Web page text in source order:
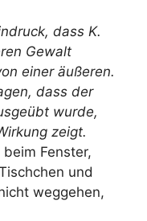
dass K.
Gewalt
einer äußeren.
dass der
wurde,
zeigt.
beim Fenster,
und
weggehen,